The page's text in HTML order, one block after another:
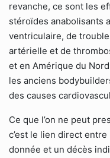
revanche, ce sont les
stéroïdes anabolisants
ventriculaire, de
artérielle et de
et en Amérique du
les anciens
des causes
Ce que l’on ne peut
c’est le lien direct
donnée et un décès